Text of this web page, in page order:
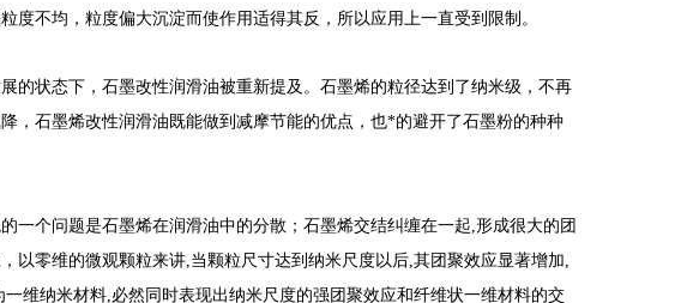
不均，粒度偏大沉淀而使作用适得其反，所以应用上一直受到限制。
的状态下，石墨改性润滑油被重新提及。石墨烯的粒径达到了纳米级，不再
，石墨烯改性润滑油既能做到减摩节能的优点，也*的避开了石墨粉的种种
一个问题是石墨烯在润滑油中的分散；石墨烯交结纠缠在一起,形成很大的团
以零维的微观颗粒来讲,当颗粒尺寸达到纳米尺度以后,其团聚效应显著增加,
维纳米材料,必然同时表现出纳米尺度的强团聚效应和纤维状一维材料的交